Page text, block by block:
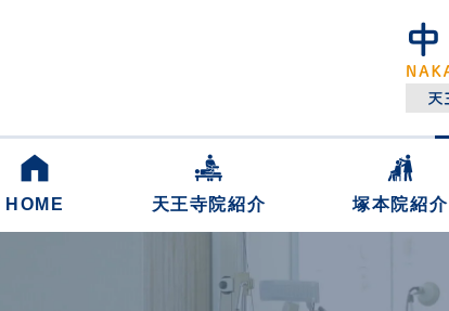
HOME 天王寺院紹介 塚本院紹介